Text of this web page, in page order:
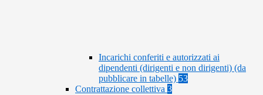
Incarichi conferiti e autorizzati ai
dipendenti (dirigenti e non dirigenti) (da
pubblicare in tabelle) 53
Contrattazione collettiva 3